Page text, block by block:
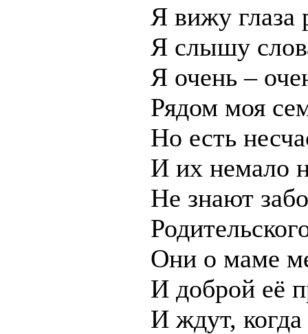
Я вижу глаза
Я слышу
Я очень –
Рядом моя
Но есть
И их немало
Не знают
Они о маме
И доброй её
И ждут,